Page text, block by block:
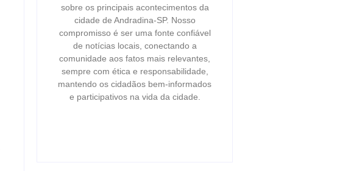
sobre os principais acontecimentos da
cidade de Andradina-SP. Nosso
compromisso é ser uma fonte confiável
de notícias locais, conectando a
comunidade aos fatos mais relevantes,
sempre com ética e responsabilidade,
mantendo os cidadãos bem-informados
e participativos na vida da cidade.